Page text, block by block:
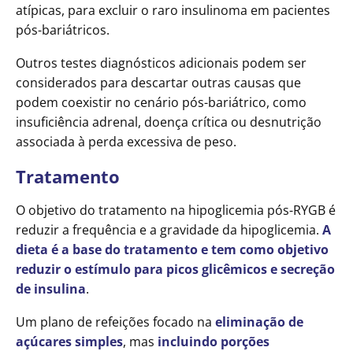
atípicas, para excluir o raro insulinoma em pacientes
pós-bariátricos.
Outros testes diagnósticos adicionais podem ser
considerados para descartar outras causas que
podem coexistir no cenário pós-bariátrico, como
insuficiência adrenal, doença crítica ou desnutrição
associada à perda excessiva de peso.
Tratamento
O objetivo do tratamento na hipoglicemia pós-RYGB é
reduzir a frequência e a gravidade da hipoglicemia. A
dieta é a base do tratamento e tem como objetivo
reduzir o estímulo para picos glicêmicos e secreção
de insulina.
Um plano de refeições focado na eliminação de
açúcares simples, mas incluindo porções